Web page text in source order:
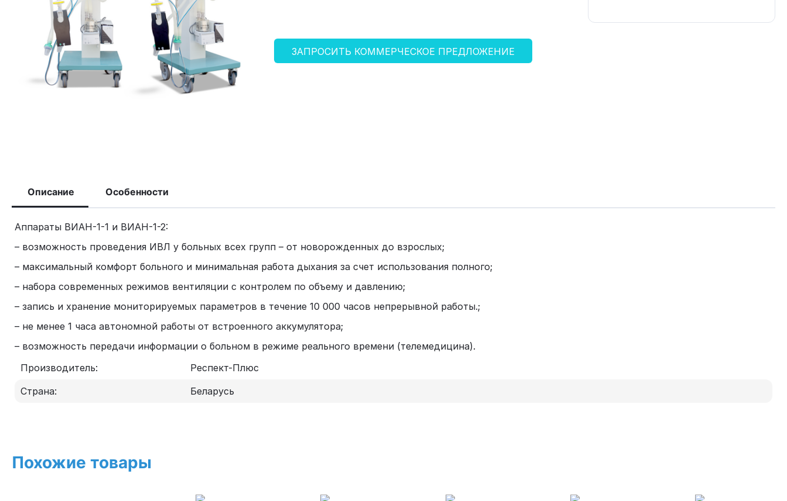
ЗАПРОСИТЬ КОММЕРЧЕСКОЕ ПРЕДЛОЖЕНИЕ
Описание Особенности
Аппараты ВИАН-1-1 и ВИАН-1-2:
– возможность проведения ИВЛ у больных всех групп – от новорожденных до взрослых;
– максимальный комфорт больного и минимальная работа дыхания за счет использования полного;
– набора современных режимов вентиляции с контролем по объему и давлению;
– запись и хранение мониторируемых параметров в течение 10 000 часов непрерывной работы.;
– не менее 1 часа автономной работы от встроенного аккумулятора;
– возможность передачи информации о больном в режиме реального времени (телемедицина).
Производитель:
Респект-Плюс
Страна:
Беларусь
Похожие товары